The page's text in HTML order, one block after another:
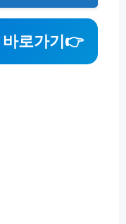
바로가기👉